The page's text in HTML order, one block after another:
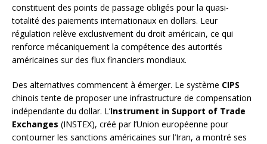
constituent des points de passage obligés pour la quasi-
totalité des paiements internationaux en dollars. Leur
régulation relève exclusivement du droit américain, ce qui
renforce mécaniquement la compétence des autorités
américaines sur des flux financiers mondiaux.
Des alternatives commencent à émerger. Le système CIPS
chinois tente de proposer une infrastructure de compensation
indépendante du dollar. L’Instrument in Support of Trade
Exchanges (INSTEX), créé par l’Union européenne pour
contourner les sanctions américaines sur l’Iran, a montré ses